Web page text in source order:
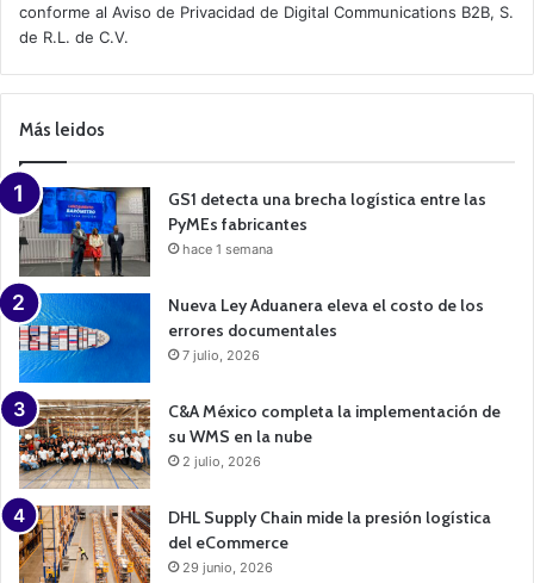
v
e
a
m
a
n
conforme al Aviso de Privacidad de Digital Communications B2B, S.
de R.L. de C.V.
Más leidos
GS1 detecta una brecha logística entre las
PyMEs fabricantes
hace 1 semana
Nueva Ley Aduanera eleva el costo de los
errores documentales
7 julio, 2026
C&A México completa la implementación de
su WMS en la nube
2 julio, 2026
DHL Supply Chain mide la presión logística
del eCommerce
29 junio, 2026